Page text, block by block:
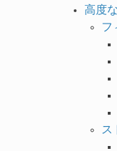
高度
フ
ス